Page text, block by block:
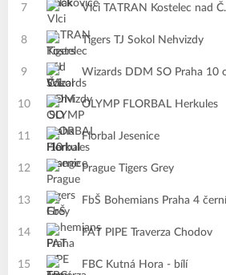
7 Vlci TATRAN Kostelec nad
8 Tigers TJ Sokol Nehvizdy
9 Wizards DDM SO Praha 10
10 OLYMP FLORBAL Herkules
11 Florbal Jesenice
12 Prague Tigers Grey
13 FbŠ Bohemians Praha 4 černí
14 FAT PIPE Traverza Chodov
15 FBC Kutná Hora - bílí